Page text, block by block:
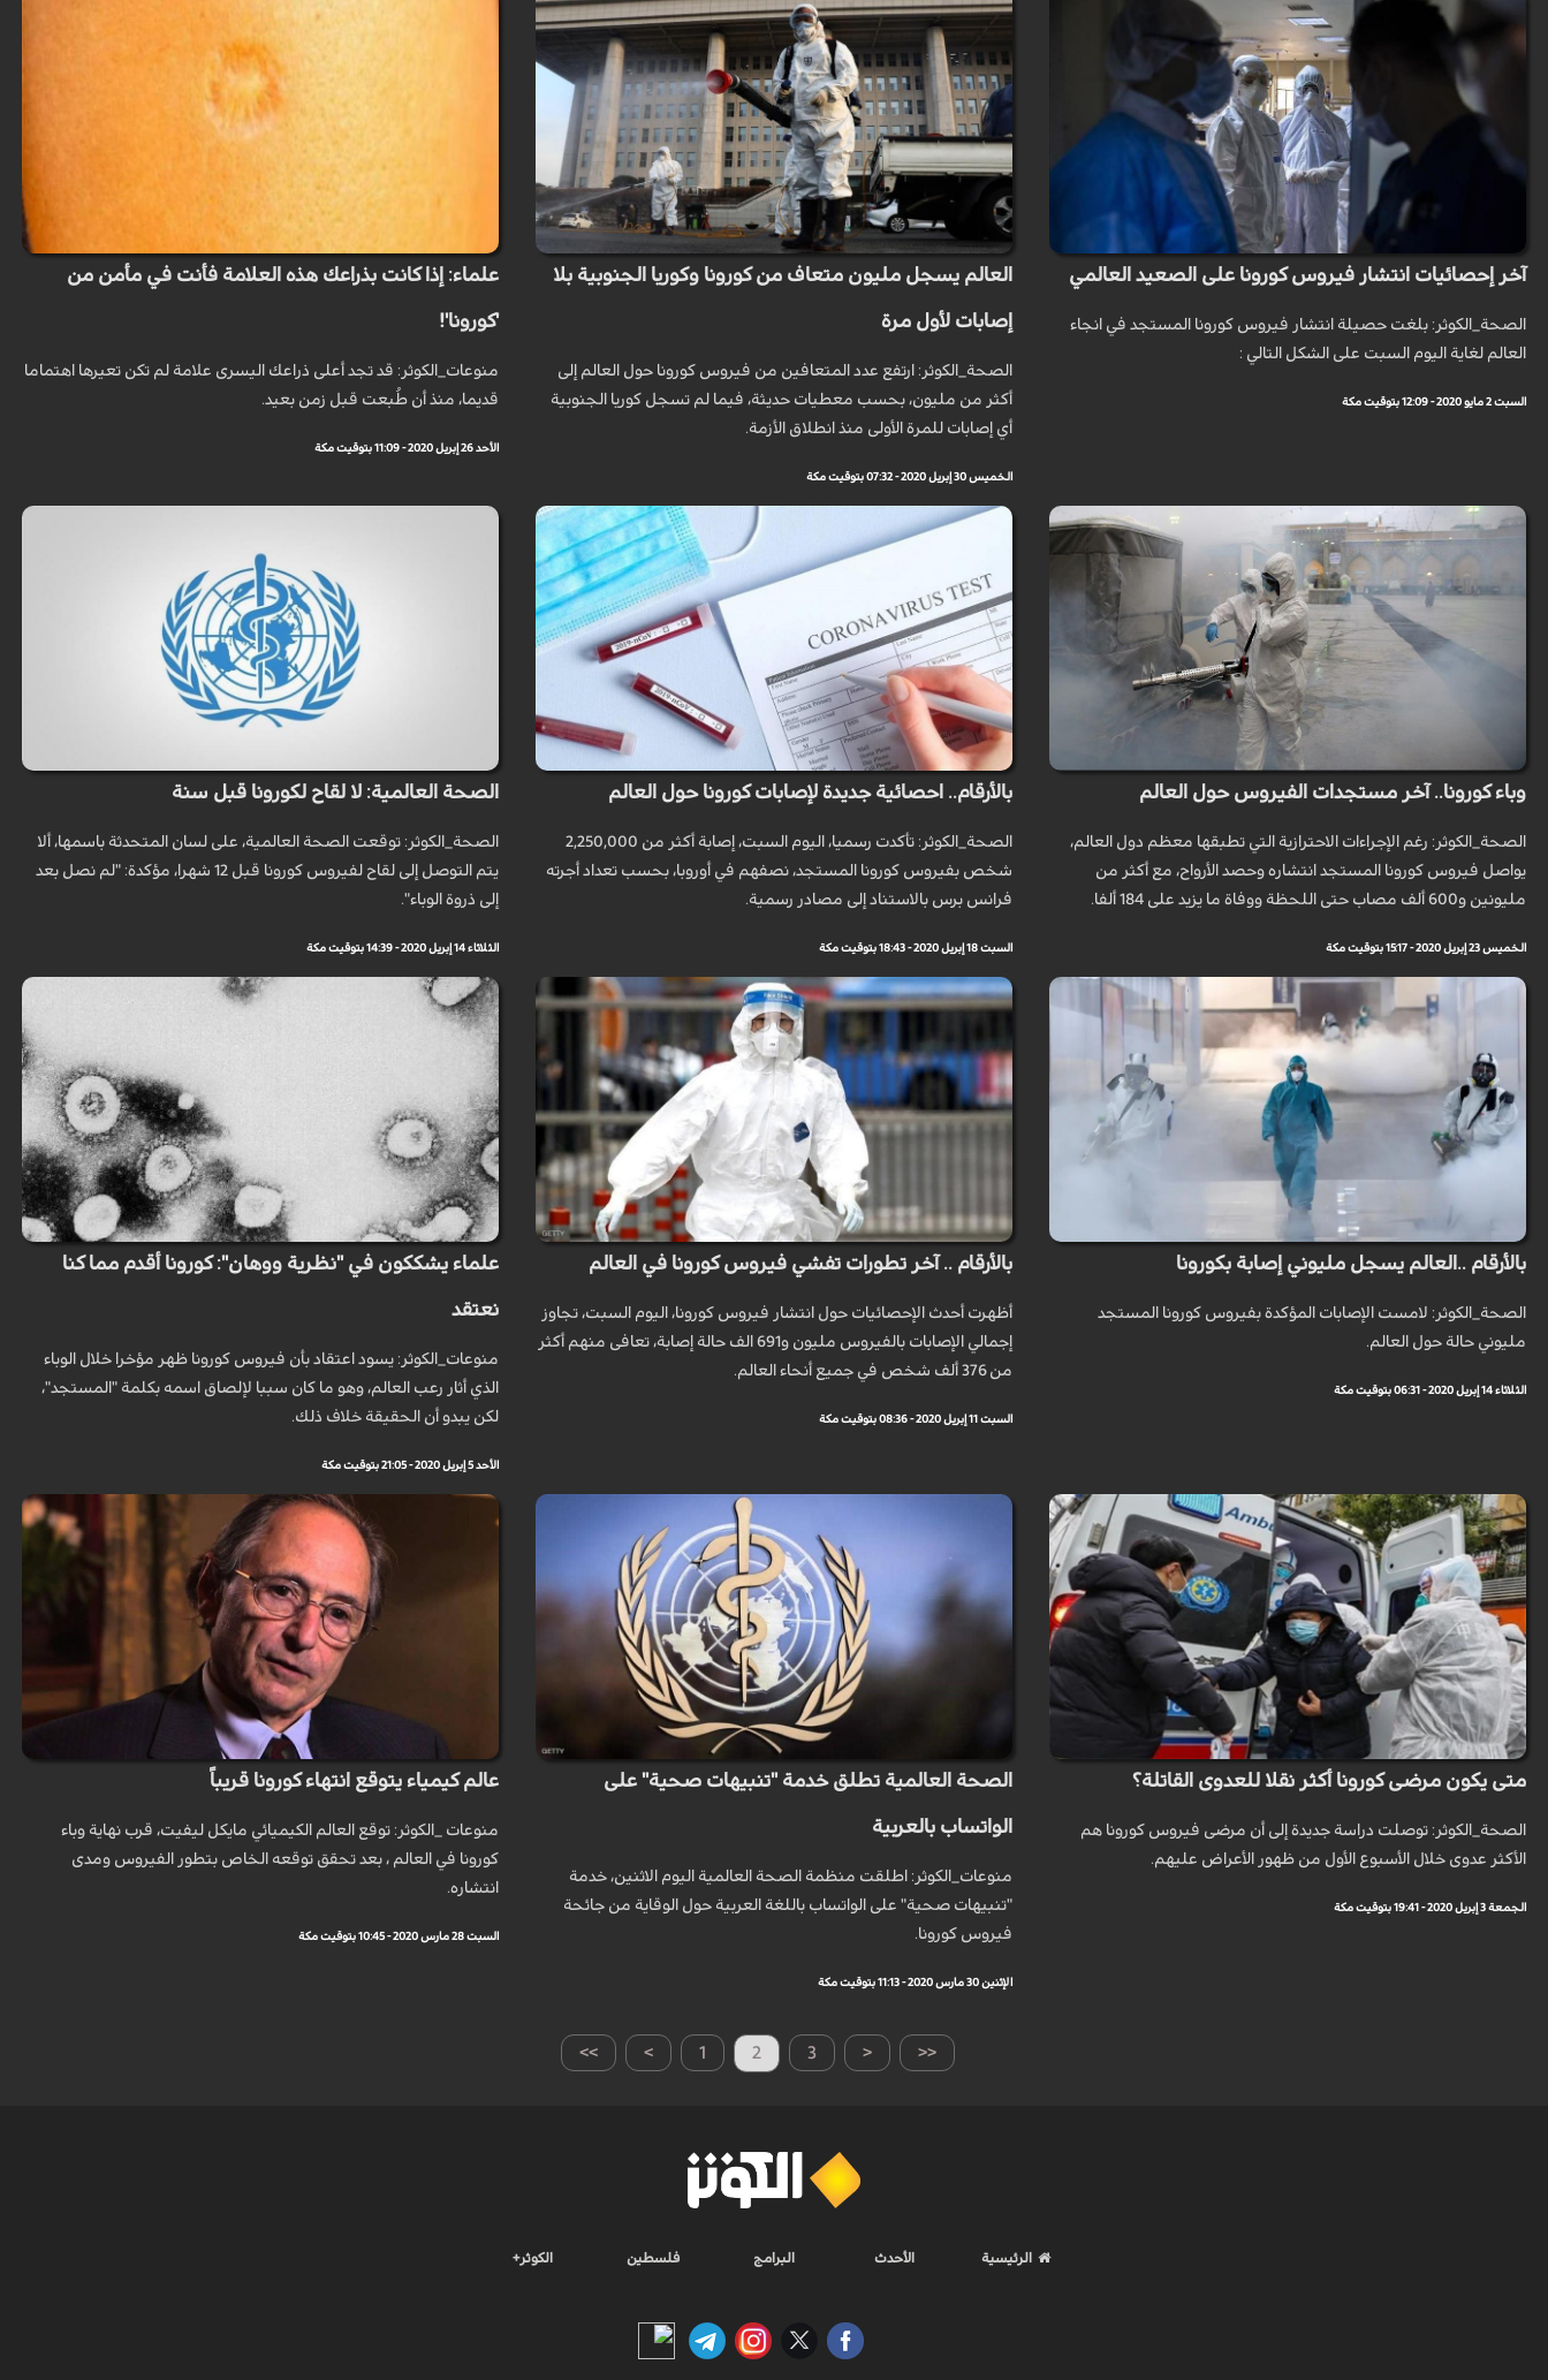
آخر إحصائيات انتشار فيروس كورونا على الصعيد العالمي
الصحة_الكوثر: بلغت حصيلة انتشار فيروس كورونا المستجد في انجاء
العالم لغاية اليوم السبت على الشكل التالي :
السبت 2 مايو 2020 - 12:09 بتوقيت مكة
العالم يسجل مليون متعاف من كورونا وكوريا الجنوبية بلا
إصابات لأول مرة
الصحة_الكوثر: ارتفع عدد المتعافين من فيروس كورونا حول العالم إلى
أكثر من مليون، بحسب معطيات حديثة، فيما لم تسجل كوريا الجنوبية
أي إصابات للمرة الأولى منذ انطلاق الأزمة.
الخميس 30 إبريل 2020 - 07:32 بتوقيت مكة
علماء: إذا كانت بذراعك هذه العلامة فأنت في مأمن من
'كورونا'!
منوعات_الكوثر: قد تجد أعلى ذراعك اليسرى علامة لم تكن تعيرها اهتماما
قديما، منذ أن طُبعت قبل زمن بعيد.
الأحد 26 إبريل 2020 - 11:09 بتوقيت مكة
وباء كورونا.. آخر مستجدات الفيروس حول العالم
الصحة_الكوثر: رغم الإجراءات الاحترازية التي تطبقها معظم دول العالم،
يواصل فيروس كورونا المستجد انتشاره وحصد الأرواح، مع أكثر من
مليونين و600 ألف مصاب حتى اللحظة ووفاة ما يزيد على 184 ألفا.
الخميس 23 إبريل 2020 - 15:17 بتوقيت مكة
بالأرقام.. احصائية جديدة لإصابات كورونا حول العالم
الصحة_الكوثر: تأكدت رسميا، اليوم السبت، إصابة أكثر من 2,250,000
شخص بفيروس كورونا المستجد، نصفهم في أوروبا، بحسب تعداد أجرته
فرانس برس بالاستناد إلى مصادر رسمية.
السبت 18 إبريل 2020 - 18:43 بتوقيت مكة
الصحة العالمية: لا لقاح لكورونا قبل سنة
الصحة_الكوثر: توقعت الصحة العالمية، على لسان المتحدثة باسمها، ألا
يتم التوصل إلى لقاح لفيروس كورونا قبل 12 شهرا، مؤكدة: "لم نصل بعد
إلى ذروة الوباء".
الثلاثاء 14 إبريل 2020 - 14:39 بتوقيت مكة
بالأرقام ..العالم يسجل مليوني إصابة بكورونا
الصحة_الكوثر: لامست الإصابات المؤكدة بفيروس كورونا المستجد
مليوني حالة حول العالم.
الثلاثاء 14 إبريل 2020 - 06:31 بتوقيت مكة
بالأرقام .. آخر تطورات تفشي فيروس كورونا في العالم
أظهرت أحدث الإحصائيات حول انتشار فيروس كورونا، اليوم السبت، تجاوز
إجمالي الإصابات بالفيروس مليون و691 الف حالة إصابة، تعافى منهم أكثر
من 376 ألف شخص في جميع أنحاء العالم.
السبت 11 إبريل 2020 - 08:36 بتوقيت مكة
علماء يشككون في "نظرية ووهان": كورونا أقدم مما كنا
نعتقد
منوعات_الكوثر: يسود اعتقاد بأن فيروس كورونا ظهر مؤخرا خلال الوباء
الذي أثار رعب العالم، وهو ما كان سببا لإلصاق اسمه بكلمة "المستجد"،
لكن يبدو أن الحقيقة خلاف ذلك.
الأحد 5 إبريل 2020 - 21:05 بتوقيت مكة
متى يكون مرضى كورونا أكثر نقلا للعدوى القاتلة؟
الصحة_الكوثر: توصلت دراسة جديدة إلى أن مرضى فيروس كورونا هم
الأكثر عدوى خلال الأسبوع الأول من ظهور الأعراض عليهم.
الجمعة 3 إبريل 2020 - 19:41 بتوقيت مكة
الصحة العالمية تطلق خدمة "تنبيهات صحية" على
الواتساب بالعربية
منوعات_الكوثر: اطلقت منظمة الصحة العالمية اليوم الاثنين، خدمة
"تنبيهات صحية" على الواتساب باللغة العربية حول الوقاية من جائحة
فيروس كورونا.
الإثنين 30 مارس 2020 - 11:13 بتوقيت مكة
عالم كيمياء يتوقع انتهاء كورونا قريباً
منوعات _الكوثر: توقع العالم الكيميائي مايكل ليفيت، قرب نهاية وباء
كورونا في العالم ، بعد تحقق توقعه الخاص بتطور الفيروس ومدى
انتشاره.
السبت 28 مارس 2020 - 10:45 بتوقيت مكة
>> > 1 2 3 < <<
الرئيسية الأحدث البرامج فلسطين الكوثر+